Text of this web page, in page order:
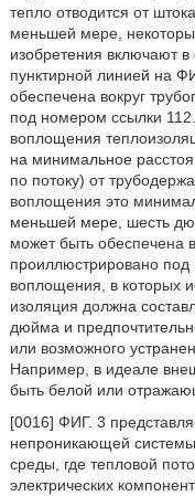
тепло отводится от
меньшей мере,
изобретения включают
пунктирной линией на
обеспечена вокруг
под номером ссылки
воплощения
на минимальное
по потоку) от
воплощения это
меньшей мере, шесть
может быть обеспечена
проиллюстрировано
воплощения, в которых
изоляция должна
дюйма и
или возможного
Например, в идеале
быть белой или
[0016] ФИГ. 3
непроникающей системы
среды, где тепловой
электрических